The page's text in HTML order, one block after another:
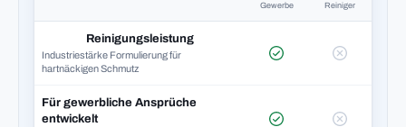
Gewerbe
Reiniger
Reinigungsleistung
Industriestärke Formulierung für
hartnäckigen Schmutz
Für gewerbliche Ansprüche
entwickelt